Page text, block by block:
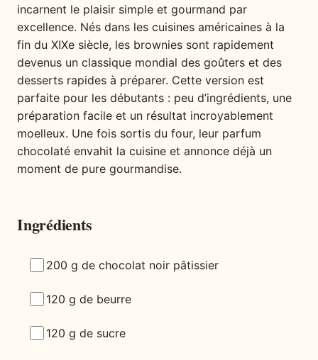
incarnent le plaisir simple et gourmand par
excellence. Nés dans les cuisines américaines à la
fin du XIXe siècle, les brownies sont rapidement
devenus un classique mondial des goûters et des
desserts rapides à préparer. Cette version est
parfaite pour les débutants : peu d’ingrédients, une
préparation facile et un résultat incroyablement
moelleux. Une fois sortis du four, leur parfum
chocolaté envahit la cuisine et annonce déjà un
moment de pure gourmandise.
Ingrédients
200 g de chocolat noir pâtissier
120 g de beurre
120 g de sucre